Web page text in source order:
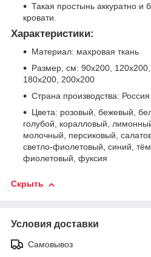
Такая простынь аккуратно и
кровати.
Характеристики:
Материал: махровая ткань
Размер, см: 90х200,
180х200, 200х200
Страна производства: Россия
Цвета: розовый, бежевый,
голубой, коралловый,
молочный, персиковый,
светло-фиолетовый, синий,
фиолетовый, фуксия
Скрыть
Условия доставки
Самовывоз